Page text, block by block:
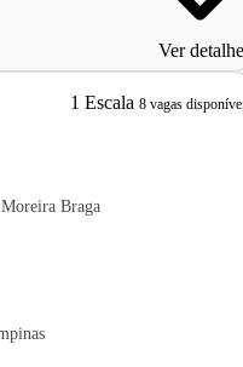
Ver
1 Escala 8 vagas
Braga